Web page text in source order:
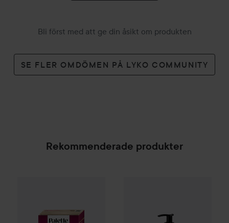
Bli först med att ge din åsikt om produkten
SE FLER OMDÖMEN PÅ LYKO COMMUNITY
Rekommenderade produkter